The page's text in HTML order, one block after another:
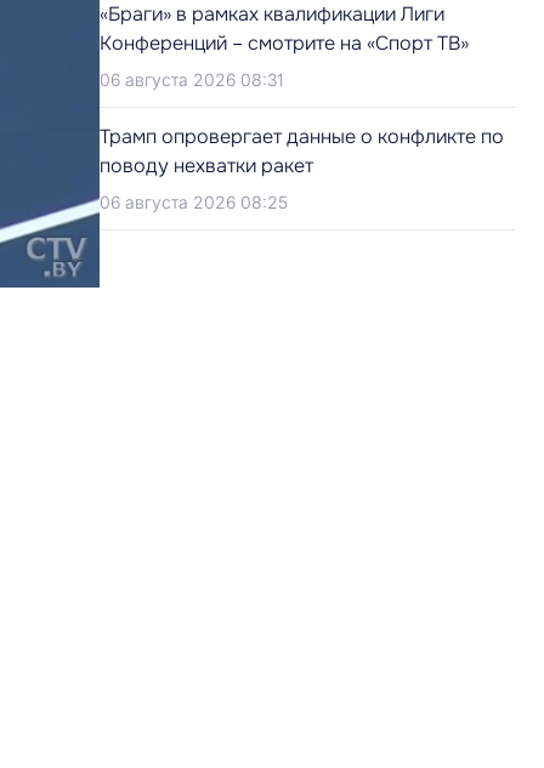
«Браги» в рамках квалификации Лиги
Конференций – смотрите на «Спорт ТВ»
06 августа 2026 08:31
Трамп опровергает данные о конфликте по
поводу нехватки ракет
06 августа 2026 08:25